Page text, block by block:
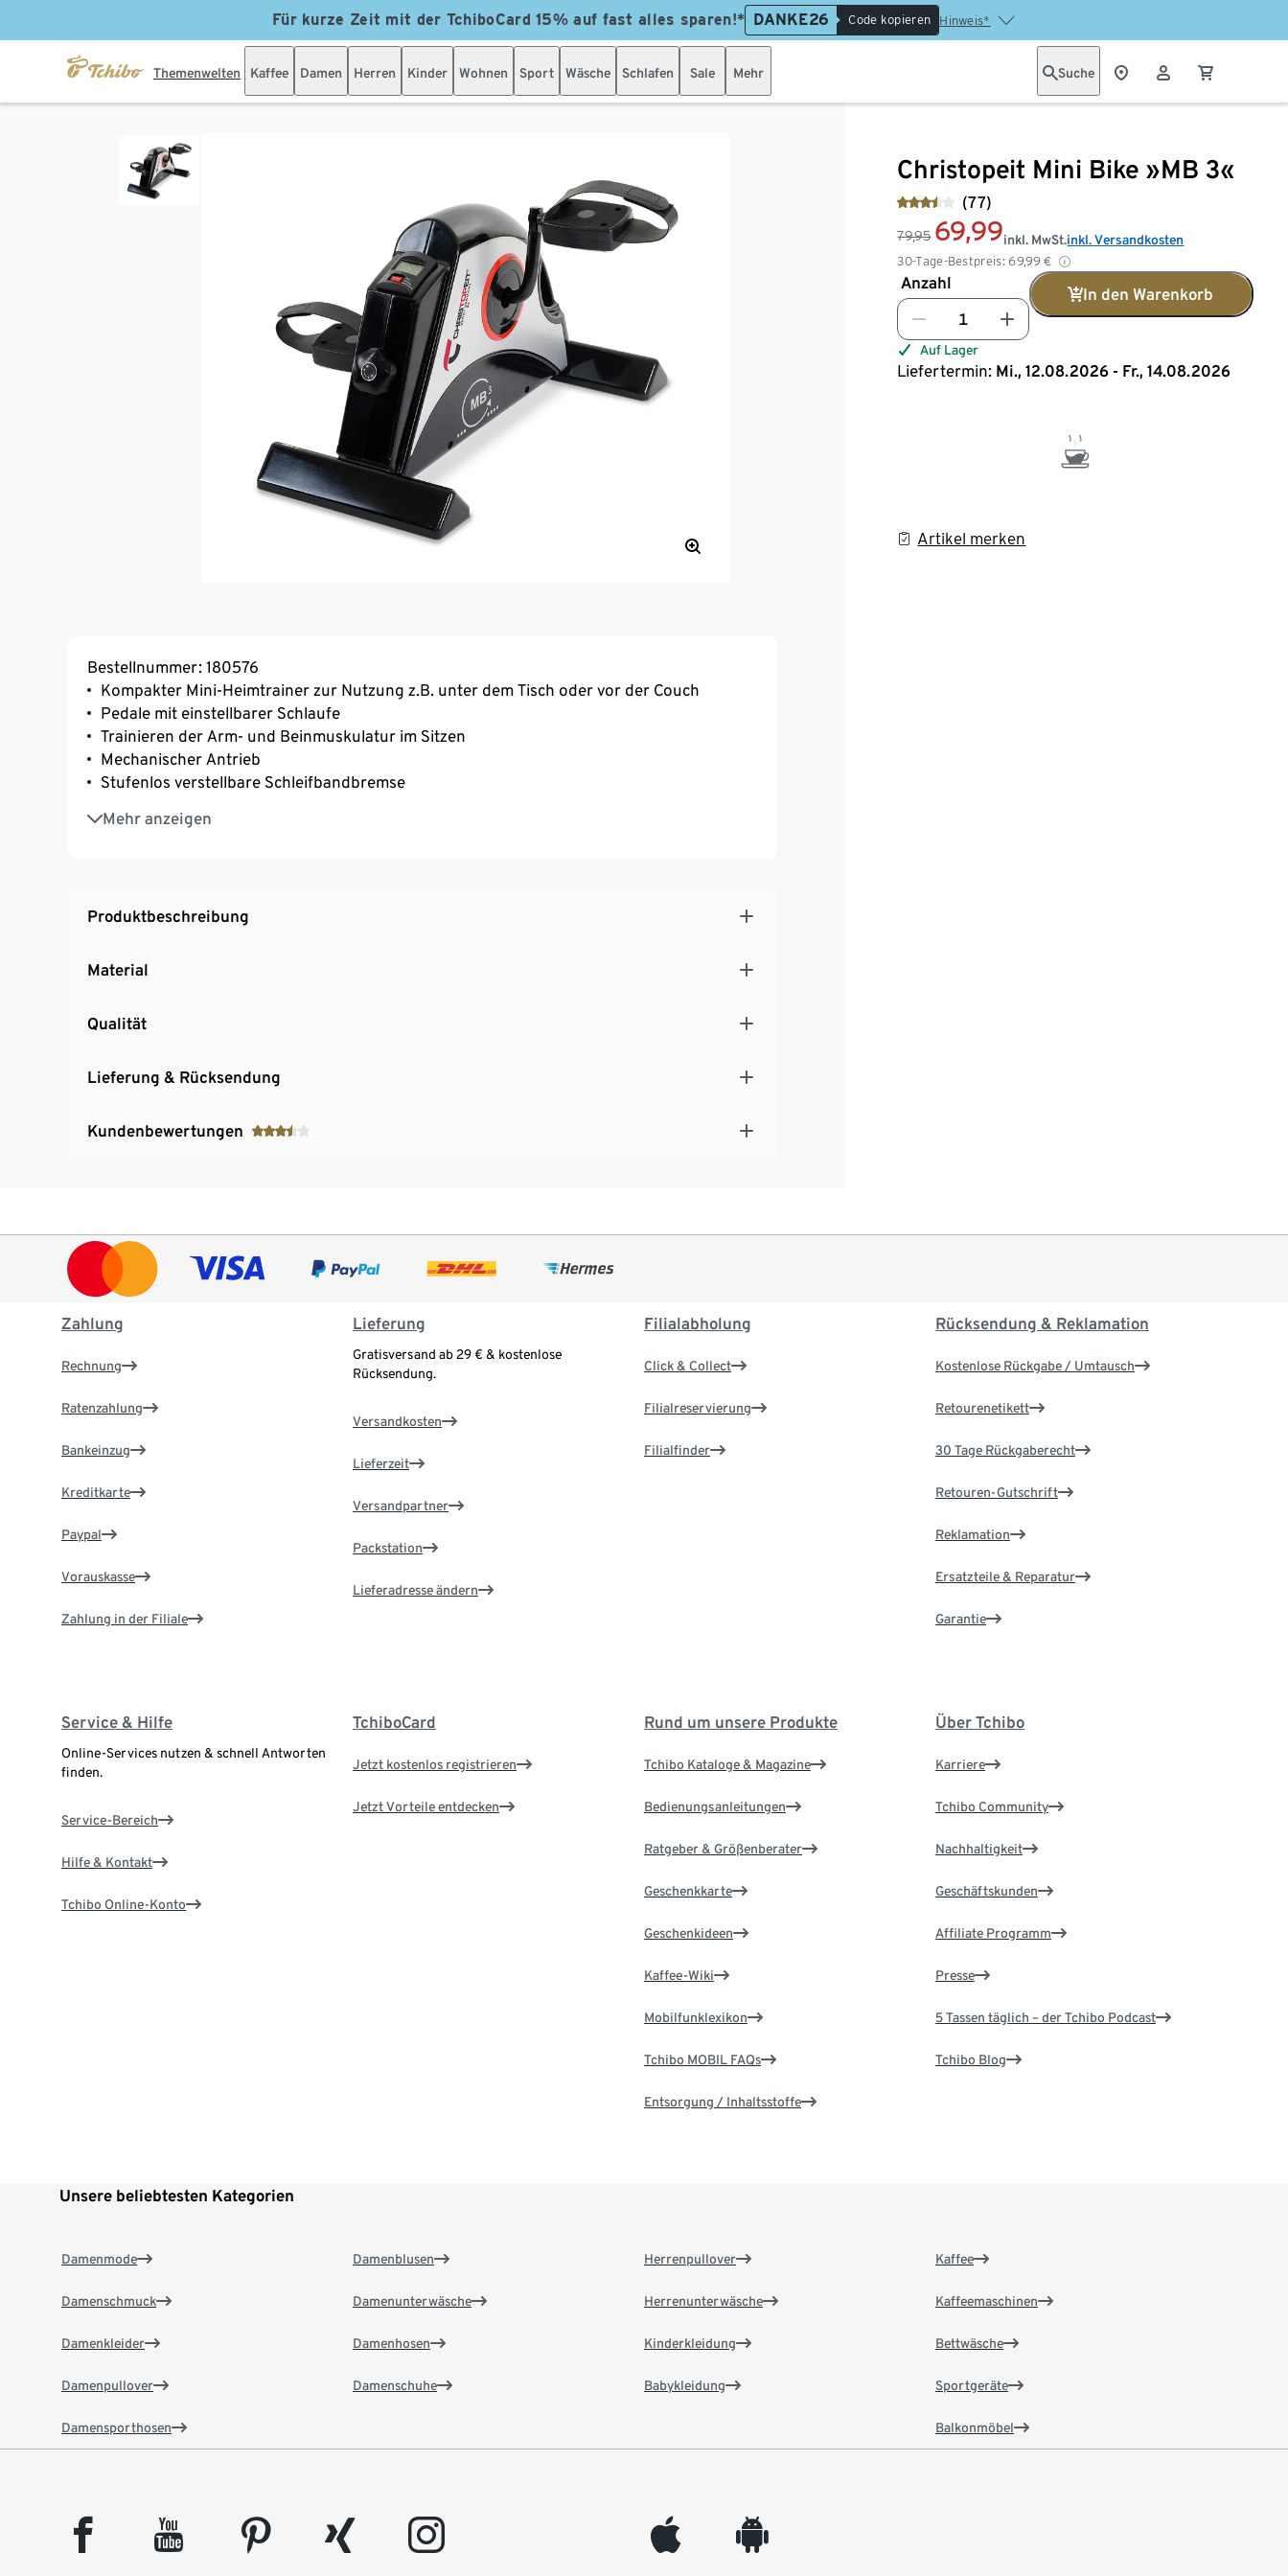
Für kurze Zeit mit der TchiboCard 15% auf fast alles sparen!* DANKE26 Code kopieren Hinweis*
Themenwelten Kaffee Damen Herren Kinder Wohnen Sport Wäsche Schlafen Sale Mehr Suche
Christopeit Mini Bike »MB 3«
(77)
79,95 69,99
30-Tage-Bestpreis: 69,99 €
inkl. MwSt.inkl. Versandkosten
Anzahl
In den Warenkorb
Auf Lager
Liefertermin: Mi., 12.08.2026 - Fr., 14.08.2026
Artikel merken
Bestellnummer: 180576
Kompakter Mini-Heimtrainer zur Nutzung z.B. unter dem Tisch oder vor der Couch
Pedale mit einstellbarer Schlaufe
Trainieren der Arm- und Beinmuskulatur im Sitzen
Mechanischer Antrieb
Stufenlos verstellbare Schleifbandbremse
Mehr anzeigen
Sicherer Gerätestand Gewicht von ca. 5,5 kg
Griffmulde für einfachen Standortwechsel
Produktbeschreibung
Material
Qualität
Lieferung & Rücksendung
Kundenbewertungen
Zahlung
Rechnung
Ratenzahlung
Bankeinzug
Kreditkarte
Paypal
Vorauskasse
Zahlung in der Filiale
Lieferung
Gratisversand ab 29 € & kostenlose
Rücksendung.
Versandkosten
Lieferzeit
Versandpartner
Packstation
Lieferadresse ändern
Filialabholung
Click & Collect
Filialreservierung
Filialfinder
Rücksendung & Reklamation
Kostenlose Rückgabe / Umtausch
Retourenetikett
30 Tage Rückgaberecht
Retouren-Gutschrift
Reklamation
Ersatzteile & Reparatur
Garantie
Service & Hilfe
Online-Services nutzen & schnell Antworten
finden.
Service-Bereich
Hilfe & Kontakt
Tchibo Online-Konto
TchiboCard
Jetzt kostenlos registrieren
Jetzt Vorteile entdecken
Rund um unsere Produkte
Tchibo Kataloge & Magazine
Bedienungsanleitungen
Ratgeber & Größenberater
Geschenkkarte
Geschenkideen
Kaffee-Wiki
Mobilfunklexikon
Tchibo MOBIL FAQs
Entsorgung / Inhaltsstoffe
Über Tchibo
Karriere
Tchibo Community
Nachhaltigkeit
Geschäftskunden
Affiliate Programm
Presse
5 Tassen täglich – der Tchibo Podcast
Tchibo Blog
Unsere beliebtesten Kategorien
Damenmode
Damenschmuck
Damenkleider
Damenpullover
Damensporthosen
Damenblusen
Damenunterwäsche
Damenhosen
Damenschuhe
Herrenpullover
Herrenunterwäsche
Kinderkleidung
Babykleidung
Kaffee
Kaffeemaschinen
Bettwäsche
Sportgeräte
Balkonmöbel
facebook youtube pinterest xing instagram appleinc android